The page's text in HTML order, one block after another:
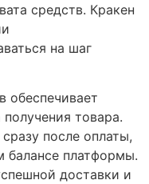
средств. Кракен
на шаг
обеспечивает
товара.
после оплаты,
балансе платформы.
доставки и